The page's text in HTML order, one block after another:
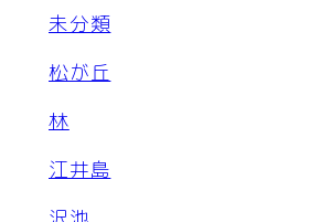
未分類
松が丘
林
江井島